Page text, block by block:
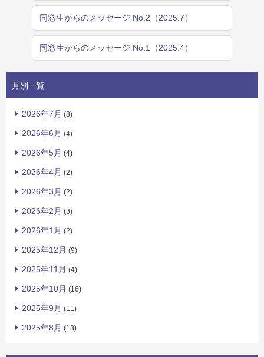
同窓生からのメッセージ No.2（2025.7）
同窓生からのメッセージ No.1（2025.4）
月別一覧
2026年7月 (8)
2026年6月 (4)
2026年5月 (4)
2026年4月 (2)
2026年3月 (2)
2026年2月 (3)
2026年1月 (2)
2025年12月 (9)
2025年11月 (4)
2025年10月 (16)
2025年9月 (11)
2025年8月 (13)